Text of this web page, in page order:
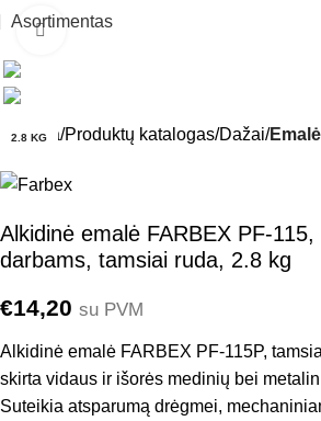
Asortimentas
2.8 KG
Click to enlarge
Pradžia Produktų katalogas Dažai
Alkidinė emalė FARBEX PF-
darbams, tamsiai ruda, 2.8 kg
€14,20 su PVM
Alkidinė emalė FARBEX PF-115P,
skirta vidaus ir išorės medinių bei
Suteikia atsparumą drėgmei,